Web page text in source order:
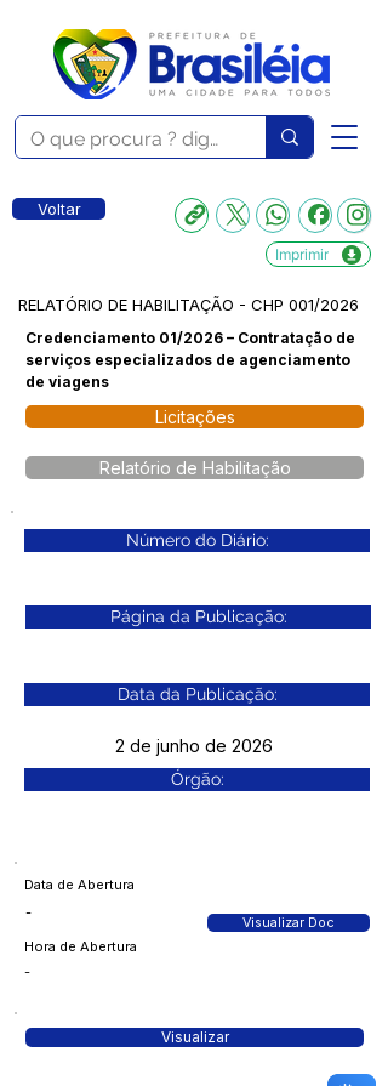
Voltar
Imprimir
RELATÓRIO DE HABILITAÇÃO - CHP 001/2026
Credenciamento 01/2026 – Contratação de
serviços especializados de agenciamento
de viagens
Licitações
Relatório de Habilitação
Número do Diário:
Página da Publicação:
Data da Publicação:
2 de junho de 2026
Órgão:
Data de Abertura
-
Hora de Abertura
-
Visualizar Doc
Visualizar